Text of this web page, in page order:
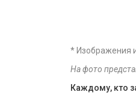
* Изображения
На фото
Каждому, кто